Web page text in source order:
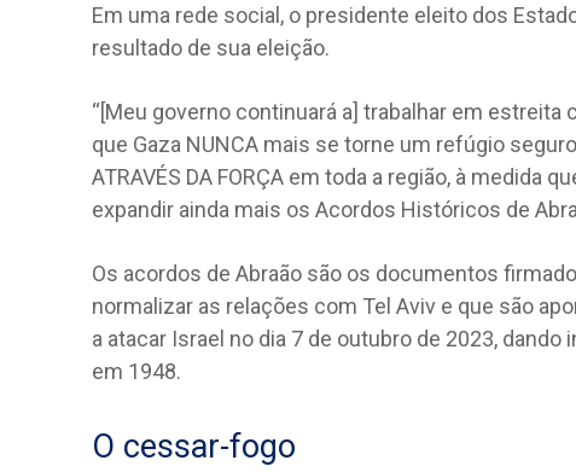
Em uma rede social, o presidente eleito dos
resultado de sua eleição.
“[Meu governo continuará a] trabalhar em
que Gaza NUNCA mais se torne um refúgio
ATRAVÉS DA FORÇA em toda a região, à
expandir ainda mais os Acordos Históricos de
Os acordos de Abraão são os documentos
normalizar as relações com Tel Aviv e que são
a atacar Israel no dia 7 de outubro de 2023,
em 1948.
O cessar-fogo